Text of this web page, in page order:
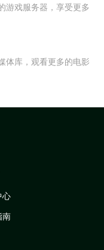
游戏服务器，享受更多
体库，观看更多的电影
心
南